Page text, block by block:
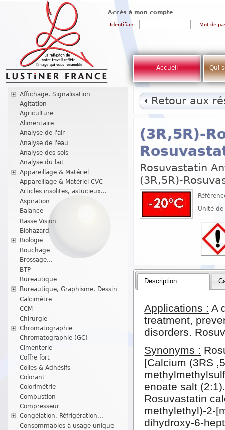
Accès à mon compte
Identifiant Mot de
Accueil Qui
Affichage, Signalisation
Agitation
Agriculture
Alimentaire
Analyse de l'air
Analyse de l'eau
Analyse des sols
Analyse du lait
Appareillage & Matériel
Appareillage & Matériel CVC
Articles insolites, astucieux...
Aspiration
Balance
Basse Vision
Biohazard
Biologie
Bouchage
Brossage...
BTP
Bureautique
Bureautique, Graphisme, Dessin
Calcimètre
CCM
Chirurgie
Chromatographie
Chromatographie (GC)
Cimenterie
Coffre fort
Colles & Adhésifs
Colorant
Colorimétrie
Combustion
Compresseur
Congélation, Réfrigération...
Consommables à usage unique
Retour aux
(3R,5R)-
Rosuvastatin
(3R,5R)-
Unité
Description
Applications : A
treatment,
disorders.
Synonyms :
[Calcium (3RS
enoate salt
Rosuvastatin
methylethyl)-2-
dihydroxy-6-